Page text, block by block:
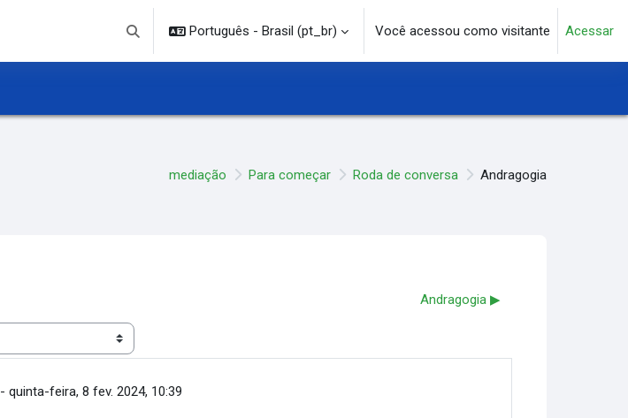
Alternar entrada de pesquisa
Português - Brasil ‎(pt_br)‎ Você acessou como visitante Acessar
mediação Para começar Roda de conversa Andragogia
Andragogia ▶︎
-quinta-feira, 8 fev. 2024, 10:39